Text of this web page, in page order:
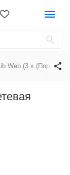
Web (3.x (Портал),